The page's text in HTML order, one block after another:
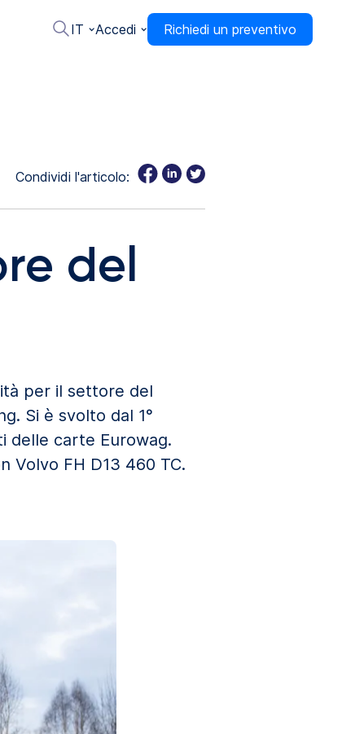
IT Accedi Richiedi un preventivo
Condividi l'articolo:
del
per il settore del
Si è svolto dal 1°
delle carte Eurowag.
Volvo FH D13 460 TC.